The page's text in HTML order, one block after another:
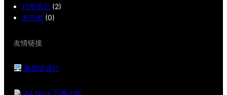
日常笔记 (2)
未分类 (0)
友情链接
退思堂设计
A4 Note 豆瓣小组